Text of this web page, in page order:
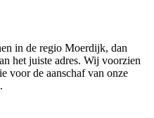
in de regio Moerdijk, dan
het juiste adres. Wij voorzien
voor de aanschaf van onze